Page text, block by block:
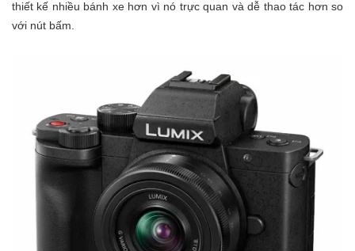
thiết kế nhiều bánh xe hơn vì nó trực quan và dễ thao tác hơn so
với nút bấm.